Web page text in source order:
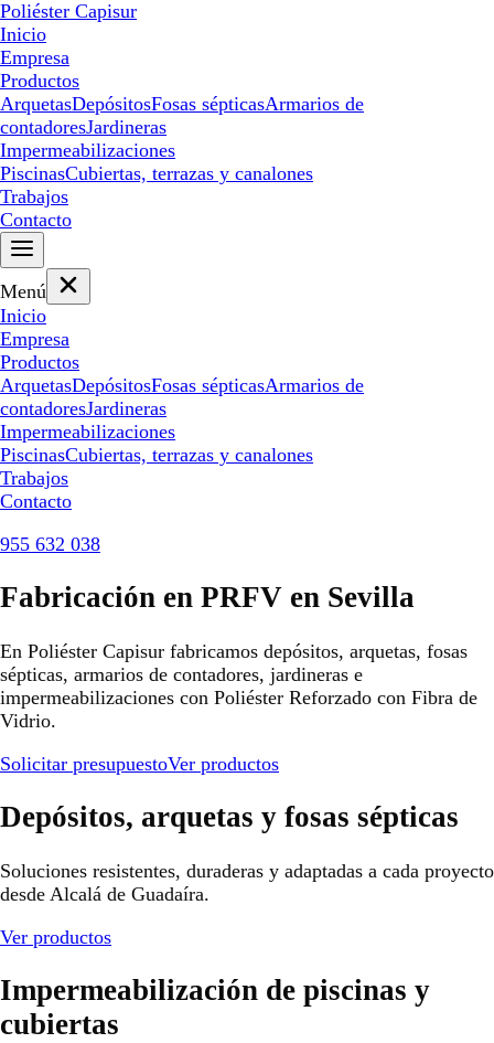
Poliéster Capisur
Inicio
Empresa
Productos
ArquetasDepósitosFosas sépticasArmarios de
contadoresJardineras
Impermeabilizaciones
PiscinasCubiertas, terrazas y canalones
Trabajos
Contacto
Menú
Inicio
Empresa
Productos
ArquetasDepósitosFosas sépticasArmarios de
contadoresJardineras
Impermeabilizaciones
PiscinasCubiertas, terrazas y canalones
Trabajos
Contacto
955 632 038
Fabricación en PRFV en Sevilla
En Poliéster Capisur fabricamos depósitos, arquetas, fosas
sépticas, armarios de contadores, jardineras e
impermeabilizaciones con Poliéster Reforzado con Fibra de
Vidrio.
Solicitar presupuestoVer productos
Depósitos, arquetas y fosas sépticas
Soluciones resistentes, duraderas y adaptadas a cada proyecto
desde Alcalá de Guadaíra.
Ver productos
Impermeabilización de piscinas y
cubiertas